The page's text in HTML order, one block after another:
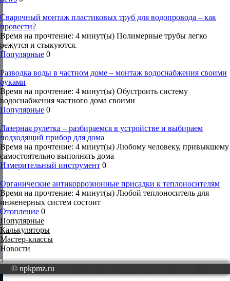
Сварочный монтаж пластиковых труб для водопровода – как
провести?
Время на прочтение: 4 минут(ы) Полимерные трубы легко
режутся и стыкуются.
Популярные 0
Разводка воды в частном доме – монтаж водоснабжения своими
руками
Время на прочтение: 4 минут(ы) Обустроить систему
водоснабжения частного дома своими
Популярные 0
Лазерная рулетка – разбираемся в устройстве и выбираем
подходящий прибор для дома
Время на прочтение: 4 минут(ы) Любому человеку, привыкшему
самостоятельно выполнять дома
Измерительный инструмент 0
Органические антикоррозионные присадки к теплоносителям
Время на прочтение: 4 минут(ы) Любой теплоноситель для
инженерных систем состоит
Отопление 0
Популярные
Калькуляторы
Мастер-классы
Новости
© npkpmz.ru